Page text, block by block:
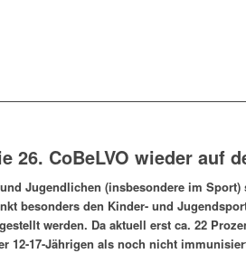
CoBeLVO wieder auf
Jugendlichen (insbesondere im
besonders den Kinder- und
werden. Da aktuell erst ca. 22
12-17-Jährigen als noch nicht